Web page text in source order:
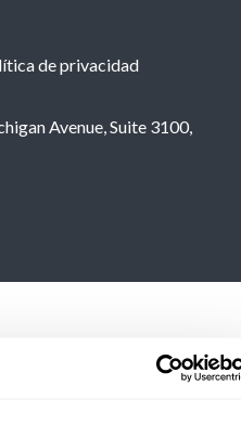
Avenue, Suite 3100,
de privacidad